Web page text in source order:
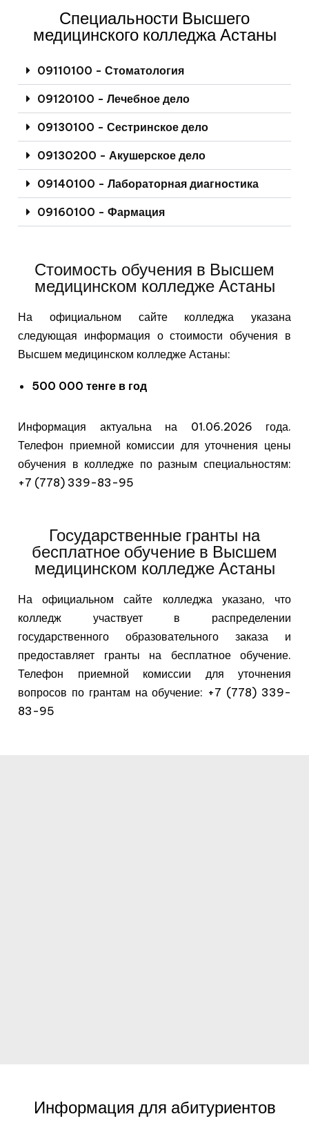
Специальности Высшего
медицинского колледжа Астаны
09110100 - Стоматология
09120100 - Лечебное дело
09130100 - Сестринское дело
09130200 - Акушерское дело
09140100 - Лабораторная диагностика
09160100 - Фармация
Стоимость обучения в Высшем
медицинском колледже Астаны
На официальном сайте колледжа указана
следующая информация о стоимости обучения в
Высшем медицинском колледже Астаны:
500 000 тенге в год
Информация актуальна на 01.06.2026 года.
Телефон приемной комиссии для уточнения цены
обучения в колледже по разным специальностям:
+7 (778) 339-83-95
Государственные гранты на
бесплатное обучение в Высшем
медицинском колледже Астаны
На официальном сайте колледжа указано, что
колледж участвует в распределении
государственного образовательного заказа и
предоставляет гранты на бесплатное обучение.
Телефон приемной комиссии для уточнения
вопросов по грантам на обучение: +7 (778) 339-
83-95
Информация для абитуриентов